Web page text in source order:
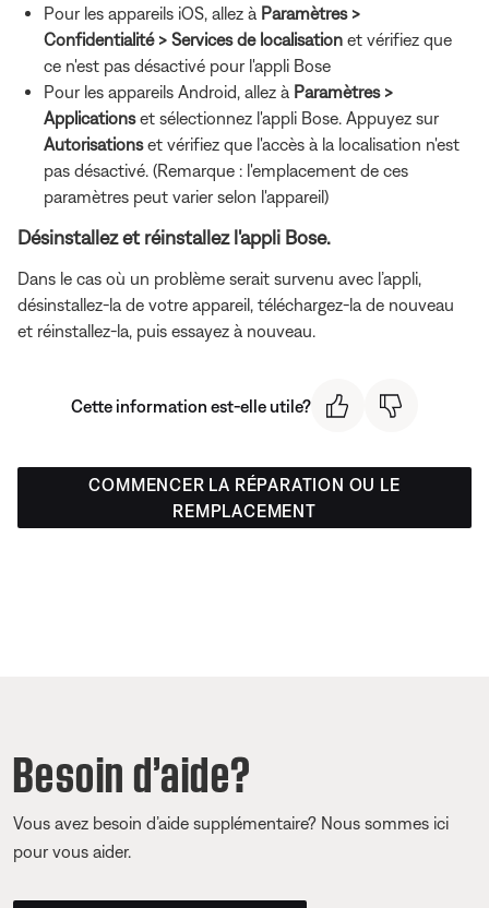
Pour les appareils iOS, allez à Paramètres >
Confidentialité > Services de localisation et vérifiez que
ce n'est pas désactivé pour l'appli Bose
Pour les appareils Android, allez à Paramètres >
Applicationset sélectionnez l'appli Bose. Appuyez sur
Autorisationset vérifiez que l'accès à la localisation n'est
pas désactivé. (Remarque : l'emplacement de ces
paramètres peut varier selon l'appareil)
Désinstallez et réinstallez l'appli Bose.
Dans le cas où un problème serait survenu avec l’appli,
désinstallez-la de votre appareil, téléchargez-la de nouveau
et réinstallez-la, puis essayez à nouveau.
Cette information est-elle utile?
COMMENCER LA RÉPARATION OU LE
REMPLACEMENT
Besoin d’aide?
Vous avez besoin d’aide supplémentaire? Nous sommes ici
pour vous aider.